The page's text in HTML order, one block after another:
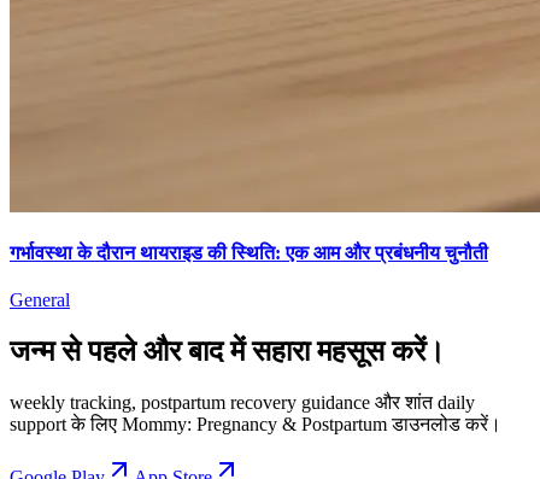
गर्भावस्था के दौरान थायराइड की स्थिति: एक आम और प्रबंधनीय चुनौती
General
जन्म से पहले और बाद में सहारा महसूस करें।
weekly tracking, postpartum recovery guidance और शांत daily
support के लिए Mommy: Pregnancy & Postpartum डाउनलोड करें।